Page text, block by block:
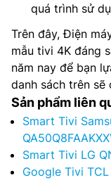
quá trình sử
Trên đây, Điện
mẫu tivi 4K đáng
năm nay để bạn
danh sách trên sẽ
Sản phẩm liên
Smart Tivi
Smart Tivi LG
Google Tivi